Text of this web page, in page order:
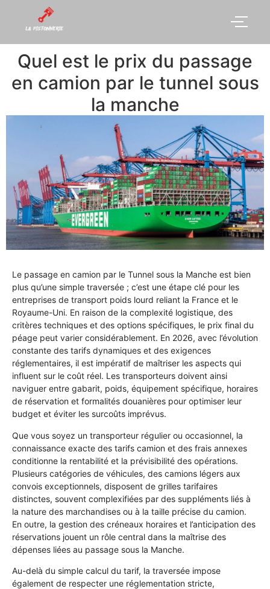
Quel est le prix du passage
en camion par le tunnel sous
la manche
Le passage en camion par le Tunnel sous la Manche est bien
plus qu’une simple traversée ; c’est une étape clé pour les
entreprises de transport poids lourd reliant la France et le
Royaume-Uni. En raison de la complexité logistique, des
critères techniques et des options spécifiques, le prix final du
péage peut varier considérablement. En 2026, avec l’évolution
constante des tarifs dynamiques et des exigences
réglementaires, il est impératif de maîtriser les aspects qui
influent sur le coût réel. Les transporteurs doivent ainsi
naviguer entre gabarit, poids, équipement spécifique, horaires
de réservation et formalités douanières pour optimiser leur
budget et éviter les surcoûts imprévus.
Que vous soyez un transporteur régulier ou occasionnel, la
connaissance exacte des tarifs camion et des frais annexes
conditionne la rentabilité et la prévisibilité des opérations.
Plusieurs catégories de véhicules, des camions légers aux
convois exceptionnels, disposent de grilles tarifaires
distinctes, souvent complexifiées par des suppléments liés à
la nature des marchandises ou à la taille précise du camion.
En outre, la gestion des créneaux horaires et l’anticipation des
réservations jouent un rôle central dans la maîtrise des
dépenses liées au passage sous la Manche.
Au-delà du simple calcul du tarif, la traversée impose
également de respecter une réglementation stricte,